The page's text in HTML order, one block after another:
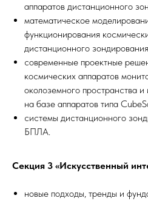
аппаратов дистанционного
математическое
функционирования
дистанционного
современные проектные
космических аппаратов
околоземного пространства и
на базе аппаратов типа
системы дистанционного
БПЛА.
Секция 3 «Искусственный
новые подходы, тренды и